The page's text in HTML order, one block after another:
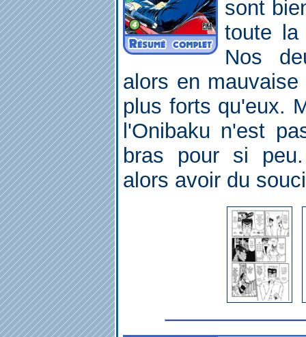
sont
toute la
Nos
alors en
plus forts qu'eux.
l'Onibaku n'est
bras pour si
alors avoir du